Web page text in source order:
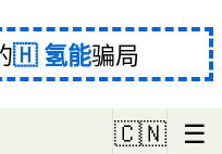
氢能骗局
🇨🇳 ☰